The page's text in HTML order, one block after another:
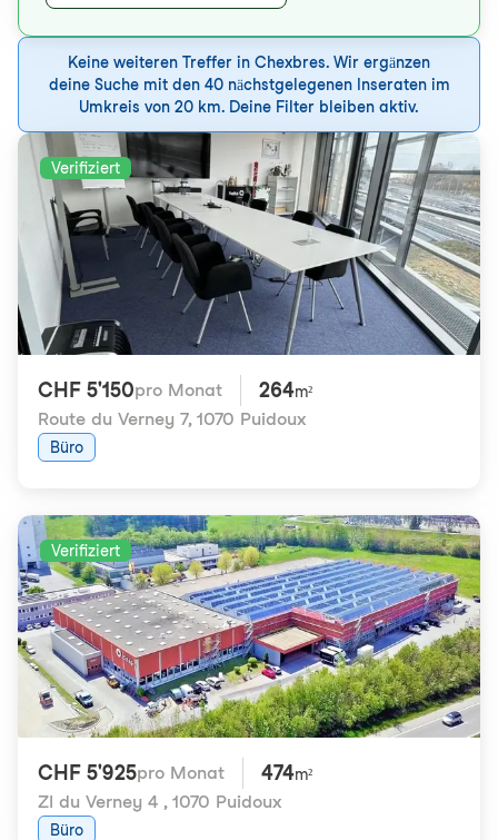
Keine weiteren Treffer in Chexbres. Wir ergänzen
deine Suche mit den 40 nächstgelegenen Inseraten im
Umkreis von 20 km. Deine Filter bleiben aktiv.
Verifiziert
CHF 5'150pro Monat 264m²
Route du Verney 7, 1070 Puidoux
Büro
Verifiziert
CHF 5'925pro Monat 474m²
ZI du Verney 4 , 1070 Puidoux
Büro